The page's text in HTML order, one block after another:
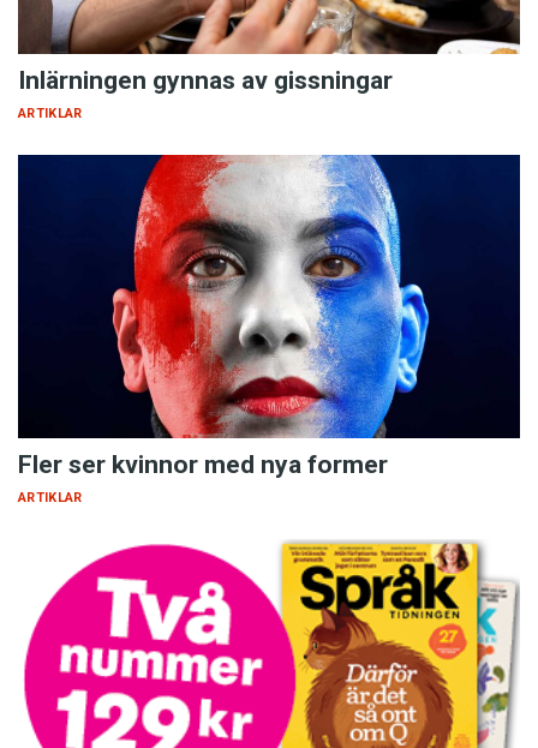
Inlärningen gynnas av gissningar
ARTIKLAR
Fler ser kvinnor med nya former
ARTIKLAR